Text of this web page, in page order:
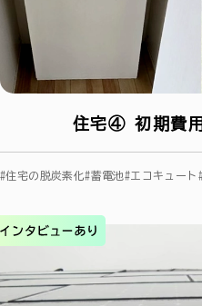
住宅④ 初期費
#住宅の脱炭素化#蓄電池#エコキュート